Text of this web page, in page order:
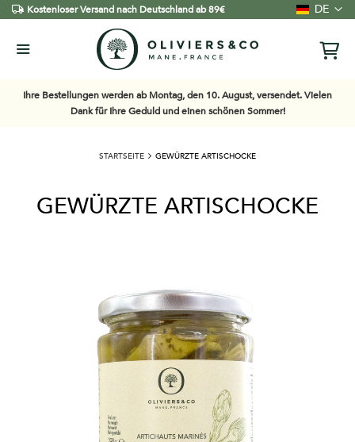
Kostenloser Versand nach Deutschland ab 89€ Sprache
DE
Ihre Bestellungen werden ab Montag, den 10. August, versendet. Vielen
Dank für Ihre Geduld und einen schönen Sommer!
STARTSEITE GEWÜRZTE ARTISCHOCKE
GEWÜRZTE ARTISCHOCKE